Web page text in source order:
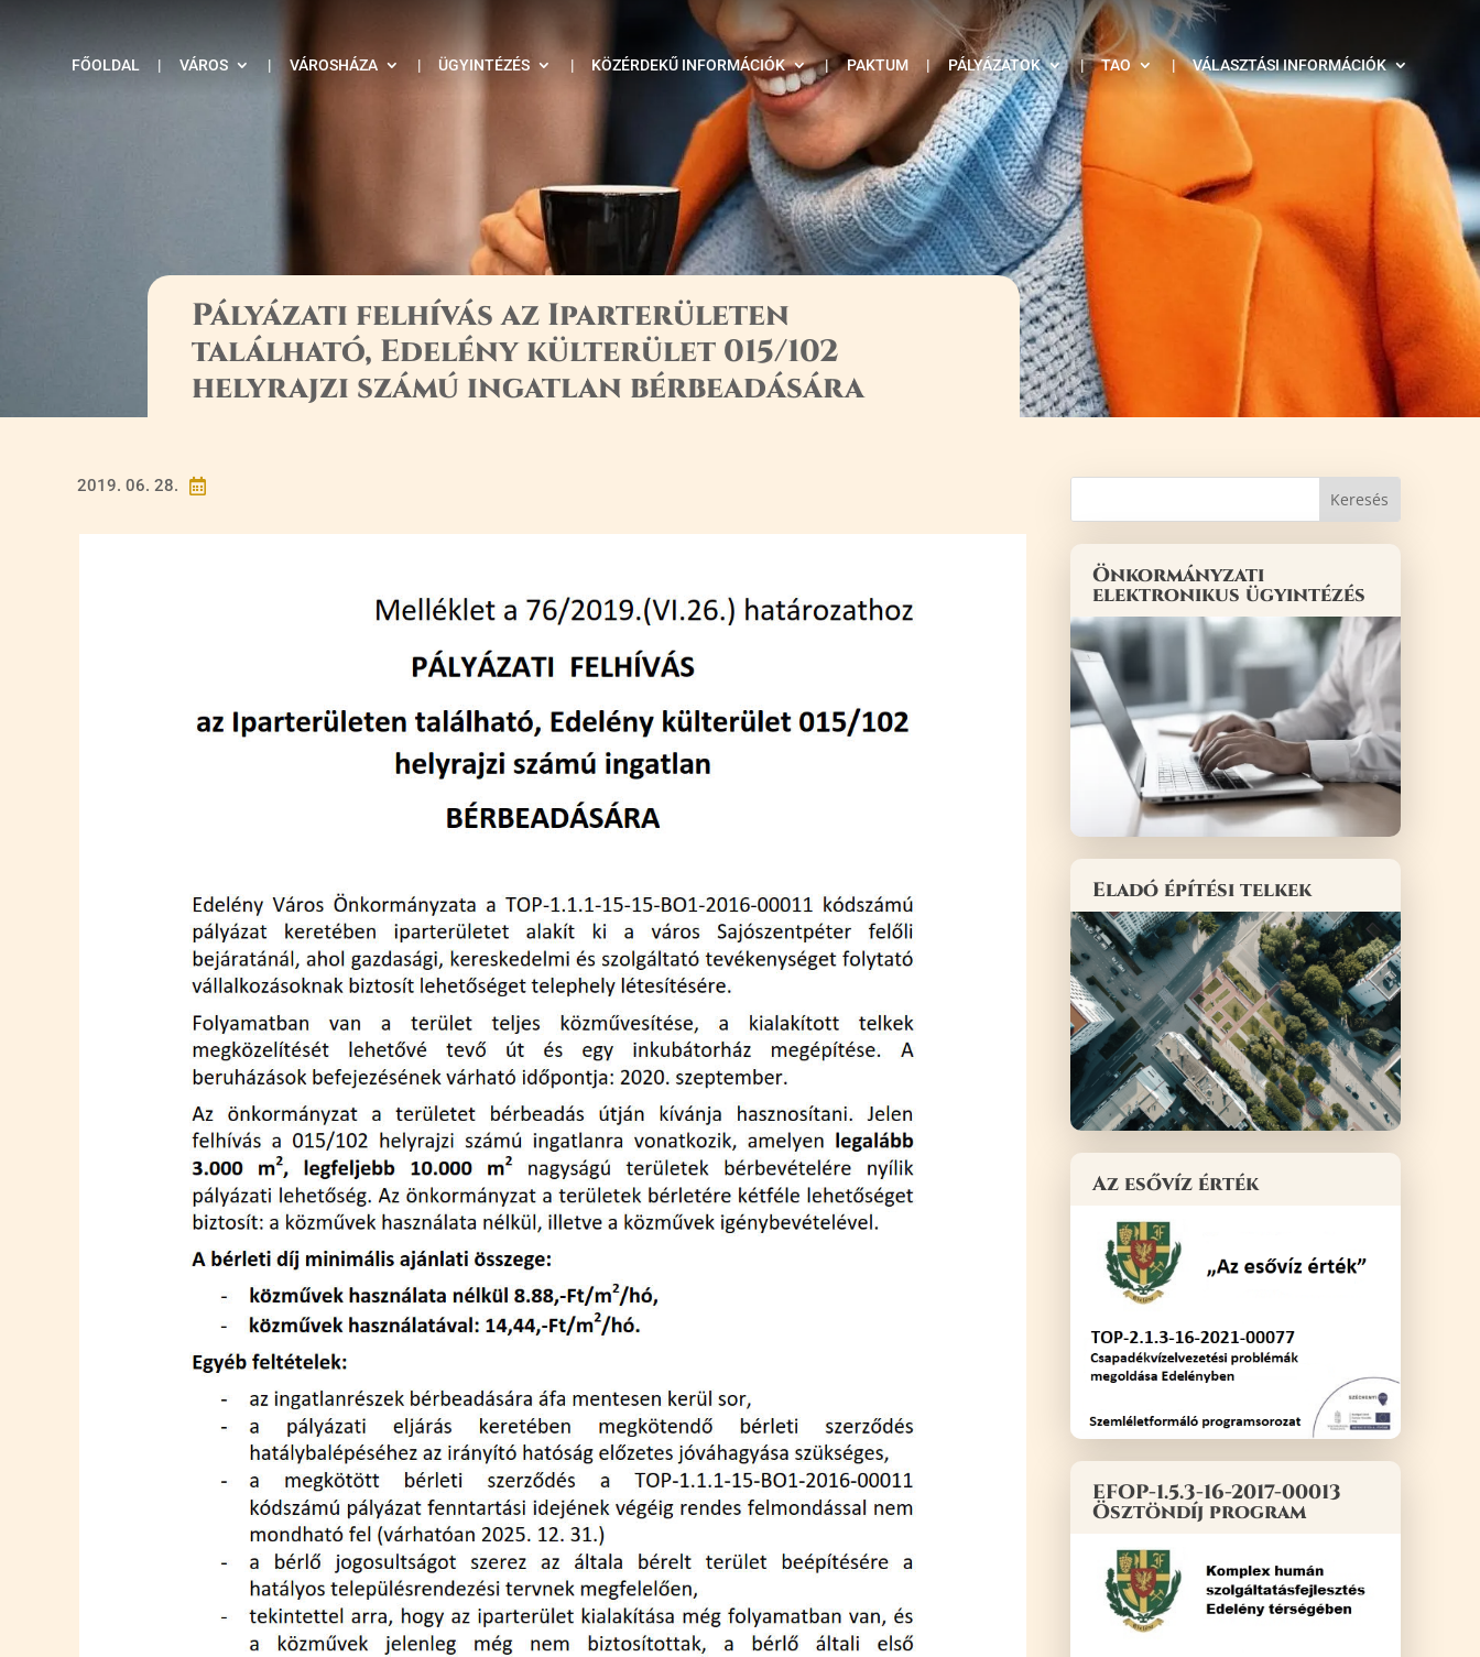
FŐOLDAL | VÁROS | VÁROSHÁZA | ÜGYINTÉZÉS | KÖZÉRDEKŰ INFORMÁCIÓK | PAKTUM | PÁLYÁZATOK | TAO | VÁLASZTÁSI INFORMÁCIÓK
Pályázati felhívás az Iparterületen
található, Edelény külterület 015/102
helyrajzi számú ingatlan bérbeadására

2019. 06. 28.
Önkormányzati
elektronikus ügyintézés
Eladó építési telkek
Az esővíz érték
EFOP-1.5.3-16-2017-00013
Ösztöndíj program